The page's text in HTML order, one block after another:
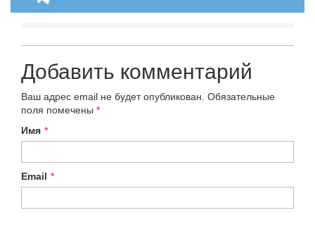
Добавить комментарий
Ваш адрес email не будет опубликован. Обязательные
поля помечены *
Имя *
Email *